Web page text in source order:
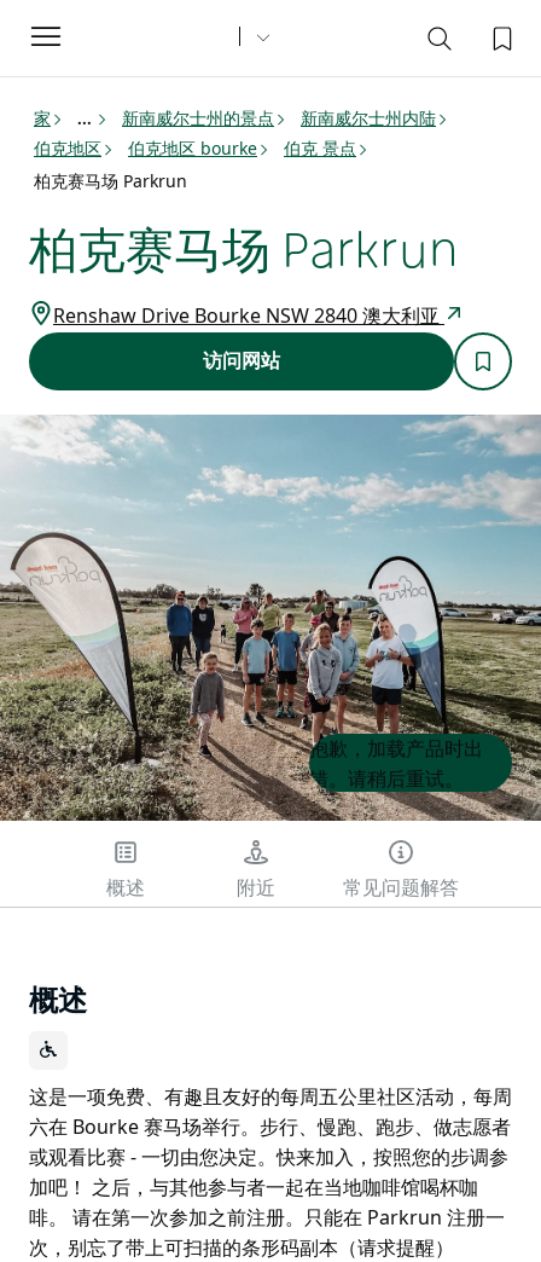
Toggle
navigation
家 ... 新南威尔士州的景点
新南威尔士州内陆
伯克地区
伯克地区 bourke
伯克 景点
柏克赛马场 Parkrun
柏克赛马场 Parkrun
Renshaw Drive Bourke NSW 2840 澳大利亚
访问网站
Product
List
Product
List
抱歉，加载产品时出
错。请稍后重试。
概述 附近 常见问题解答
概述
这是一项免费、有趣且友好的每周五公里社区活动，每周
六在 Bourke 赛马场举行。步行、慢跑、跑步、做志愿者
或观看比赛 - 一切由您决定。快来加入，按照您的步调参
加吧！ 之后，与其他参与者一起在当地咖啡馆喝杯咖
啡。 请在第一次参加之前注册。只能在 Parkrun 注册一
次，别忘了带上可扫描的条形码副本（请求提醒）